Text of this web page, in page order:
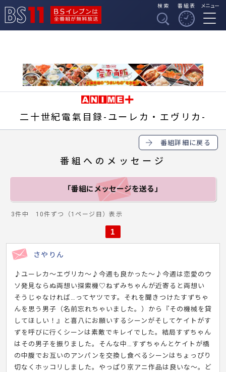
BSイレブンは全番組
検索 番組表 メニュー
二十世紀電氣目録-ユーレカ・エヴリカ-
番組詳細に戻る
番組へのメッセージ
「番組にメッセージを送る」
3件中 10件ずつ（1ページ目）表示
1
さやりん
♪ユーレカ〜エヴリカ〜♪今週も良かった〜♪今週は恋愛のウ
ソ発見ならぬ両想い探索機♡ねずみちゃんが近寄ると両想い
そうじゃなければ…ってヤツです。それを聞きつけたすずちゃ
んを思う男子（名前忘れちゃいました。）から『その機械を貸
してほしい！』と喜八にお願いするシーンがそしてケイトがす
ずを呼びに行くシーンは素敵でキレイでした。結局すずちゃん
はその男子を振りました。そんな中…すずちゃんとケイトが橋
の中腹でお互いのアンパンを交換し食べるシーンはちょっぴり
切なくホッコリしました。やっぱり京アニ作品は良いな〜。ど